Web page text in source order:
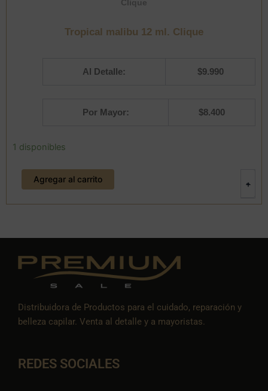
Clique
Tropical malibu 12 ml. Clique
Al Detalle: $9.990
Por Mayor: $8.400
1 disponibles
-
Tropical
Clique
cantidad
+
Agregar al carrito
Distribuidora de Productos para el cuidado, reparación y
belleza capilar. Venta al detalle y a mayoristas.
REDES SOCIALES